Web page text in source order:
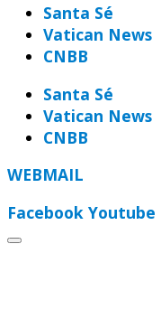
Santa Sé
Vatican News
CNBB
Santa Sé
Vatican News
CNBB
WEBMAIL
Facebook Youtube